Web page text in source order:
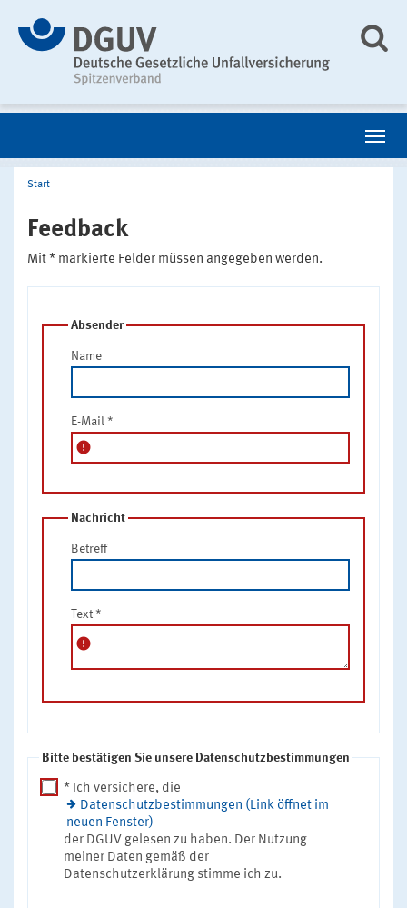
Start
Feedback
Mit * markierte Felder müssen angegeben werden.
Absender
Name
E-Mail *
error
Nachricht
Betreff
Text *
error
Bitte bestätigen Sie unsere Datenschutzbestimmungen
* Ich versichere, die
Datenschutzbestimmungen (Link öffnet im
neuen Fenster)
der DGUV gelesen zu haben. Der Nutzung
meiner Daten gemäß der
Datenschutzerklärung stimme ich zu.